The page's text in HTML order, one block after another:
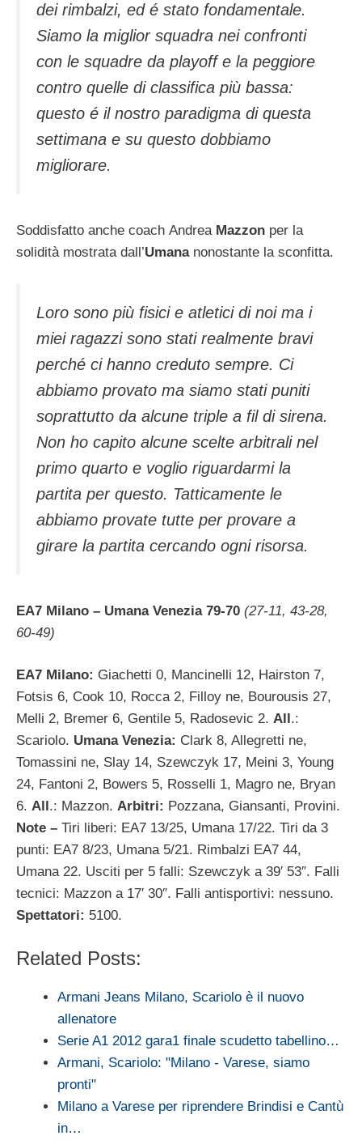
dei rimbalzi, ed é stato fondamentale.
Siamo la miglior squadra nei confronti
con le squadre da playoff e la peggiore
contro quelle di classifica più bassa:
questo é il nostro paradigma di questa
settimana e su questo dobbiamo
migliorare.
Soddisfatto anche coach Andrea Mazzon per la
solidità mostrata dall’Umananonostante la sconfitta.
Loro sono più fisici e atletici di noi ma i
miei ragazzi sono stati realmente bravi
perché ci hanno creduto sempre. Ci
abbiamo provato ma siamo stati puniti
soprattutto da alcune triple a fil di sirena.
Non ho capito alcune scelte arbitrali nel
primo quarto e voglio riguardarmi la
partita per questo. Tatticamente le
abbiamo provate tutte per provare a
girare la partita cercando ogni risorsa.
EA7 Milano – Umana Venezia 79-70 (27-11, 43-28,
60-49)
EA7 Milano: Giachetti 0, Mancinelli 12, Hairston 7,
Fotsis 6, Cook 10, Rocca 2, Filloy ne, Bourousis 27,
Melli 2, Bremer 6, Gentile 5, Radosevic 2. All .:
Scariolo. Umana Venezia: Clark 8, Allegretti ne,
Tomassini ne, Slay 14, Szewczyk 17, Meini 3, Young
24, Fantoni 2, Bowers 5, Rosselli 1, Magro ne, Bryan
6. All .: Mazzon. Arbitri: Pozzana, Giansanti, Provini.
Note – Tiri liberi: EA7 13/25, Umana 17/22. Tiri da 3
punti: EA7 8/23, Umana 5/21. Rimbalzi EA7 44,
Umana 22. Usciti per 5 falli: Szewczyk a 39′ 53″. Falli
tecnici: Mazzon a 17′ 30″. Falli antisportivi: nessuno.
Spettatori: 5100.
Related Posts:
Armani Jeans Milano, Scariolo è il nuovo
allenatore
Serie A1 2012 gara1 finale scudetto tabellino…
Armani, Scariolo: "Milano - Varese, siamo
pronti"
Milano a Varese per riprendere Brindisi e Cantù
in…